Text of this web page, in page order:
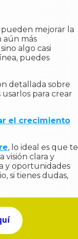
pueden mejorar la
aún más
algo casi
puedes
detallada sobre
para crear
el crecimiento
, lo ideal es que te
visión clara y
y oportunidades
si tienes dudas,